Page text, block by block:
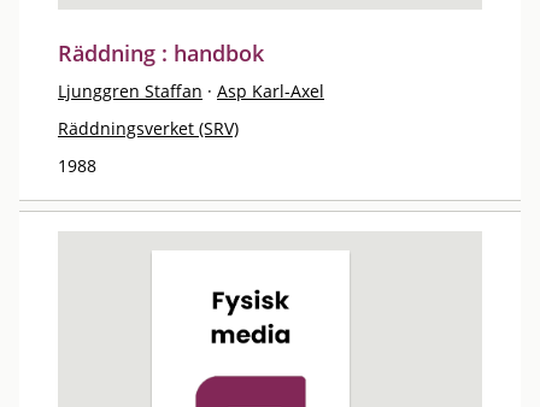
Räddning : handbok
Ljunggren Staffan · Asp Karl-Axel
Räddningsverket (SRV)
1988